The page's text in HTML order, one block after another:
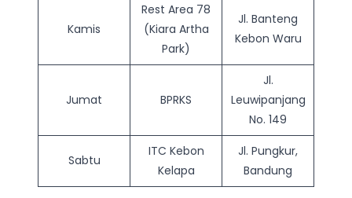
Kamis
Rest Area 78
(Kiara Artha
Park)
Jl. Banteng
Kebon Waru
Jumat BPRKS
Jl.
Leuwipanjang
No. 149
Sabtu
ITC Kebon
Kelapa
Jl. Pungkur,
Bandung